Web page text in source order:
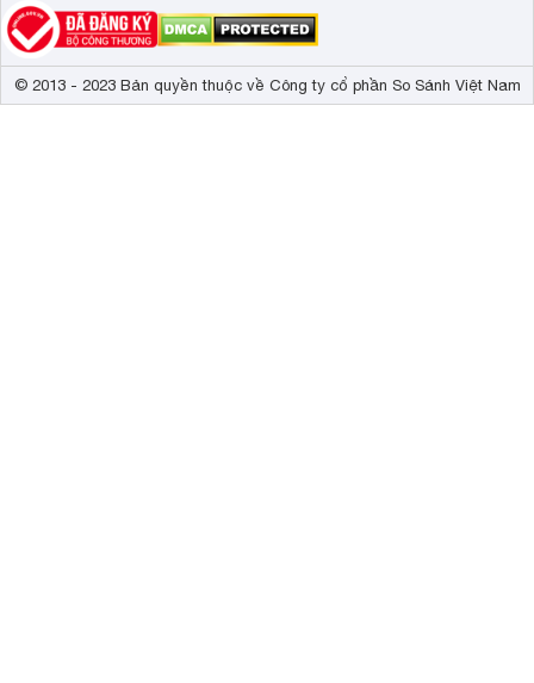
© 2013 - 2023 Bản quyền thuộc về Công ty cổ phần So Sánh Việt Nam